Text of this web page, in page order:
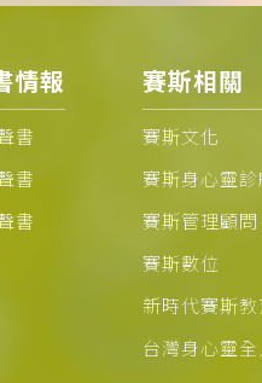
情報
書
書
書
賽斯相關
賽斯文化
賽斯身心靈診
賽斯管理顧問
賽斯數位
新時代賽斯
台灣身心靈